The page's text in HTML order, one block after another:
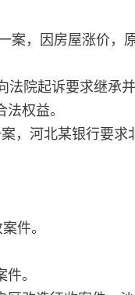
，因房屋涨价，
院起诉要求继承
权益。
，河北某银行要
件。
。